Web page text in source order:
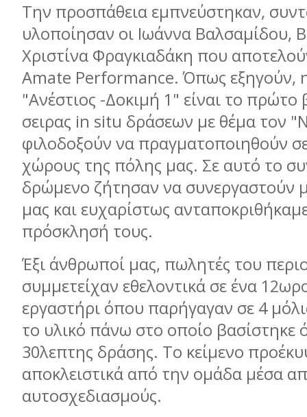
Την προσπάθεια εμπνεύστηκαν,
υλοποίησαν οι Ιωάννα Βαλσαμίδου,
Χριστίνα Φραγκιαδάκη που
Amate Performance. Όπως εξηγούν,
"Ανέστιος -Δοκιμή 1" είναι το πρώτο
σειρας in situ δράσεων με θέμα τον
φιλοδοξούν να πραγματοποιηθούν
χώρους της πόλης μας. Σε αυτό το
δρώμενο ζήτησαν να συνεργαστούν
μας και ευχαρίστως
πρόσκλησή τους.
Έξι άνθρωποί μας, πωλητές του
συμμετείχαν εθελοντικά σε ένα
εργαστήρι όπου παρήγαγαν σε 4
το υλικό πάνω στο οποίο βασίστηκε
30λεπτης δράσης. Το κείμενο
αποκλειστικά από την ομάδα μέσα
αυτοσχεδιασμούς.